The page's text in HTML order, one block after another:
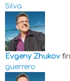
Silva
Evgeny Zhukov
guerrero